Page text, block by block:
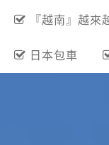
『越南』越來
日本包車